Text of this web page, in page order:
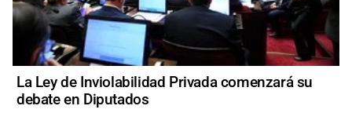
La Ley de Inviolabilidad Privada comenzará su
debate en Diputados